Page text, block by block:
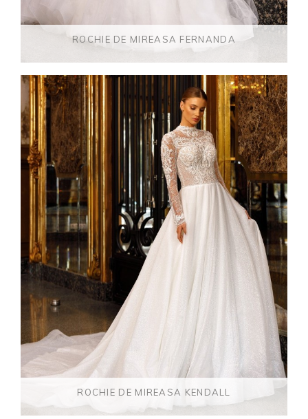
ROCHIE DE MIREASA FERNANDA
ROCHIE DE MIREASA KENDALL